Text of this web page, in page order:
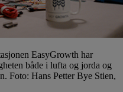
EasyGrowth har
både i lufta og jorda og
Foto: Hans Petter Bye Stien,